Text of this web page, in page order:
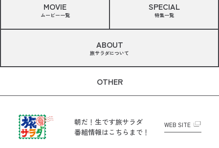
MOVIE
ムービー一覧
SPECIAL
特集一覧
ABOUT
旅サラダについて
OTHER
朝だ！生です旅サラダ
番組情報はこちらまで！
WEB SITE